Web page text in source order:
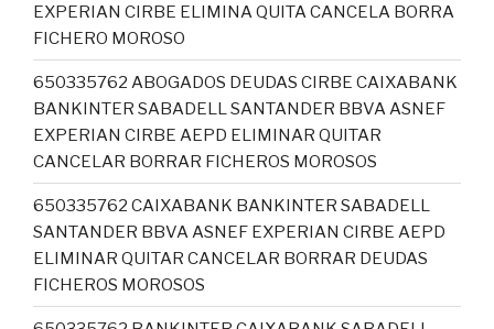
EXPERIAN CIRBE ELIMINA QUITA CANCELA BORRA
FICHERO MOROSO
650335762 ABOGADOS DEUDAS CIRBE CAIXABANK
BANKINTER SABADELL SANTANDER BBVA ASNEF
EXPERIAN CIRBE AEPD ELIMINAR QUITAR
CANCELAR BORRAR FICHEROS MOROSOS
650335762 CAIXABANK BANKINTER SABADELL
SANTANDER BBVA ASNEF EXPERIAN CIRBE AEPD
ELIMINAR QUITAR CANCELAR BORRAR DEUDAS
FICHEROS MOROSOS